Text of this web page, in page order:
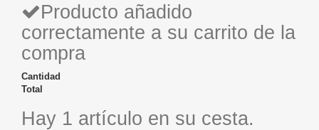
Producto añadido
correctamente a su carrito de la
compra
Cantidad
Total
Hay 1 artículo en su cesta.